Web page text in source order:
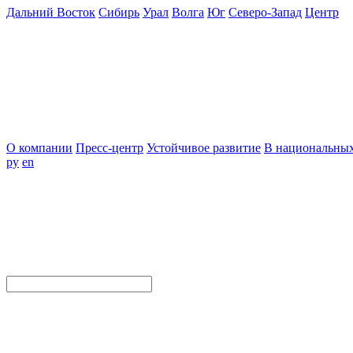
Дальний Восток Сибирь Урал Волга Юг Северо-Запад Центр
О компании Пресс-центр Устойчивое развитие В
ру en